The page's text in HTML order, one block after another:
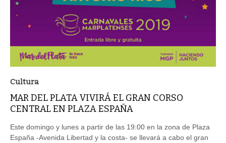
Cultura
MAR DEL PLATA VIVIRÁ EL GRAN CORSO
CENTRAL EN PLAZA ESPAÑA
Este domingo y lunes a partir de las 19:00 en la zona de Plaza
España -Avenida Libertad y la costa- se llevará a cabo el gran